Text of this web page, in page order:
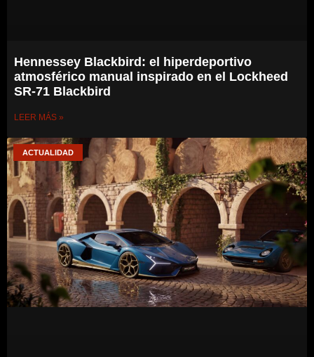
Hennessey Blackbird: el hiperdeportivo
atmosférico manual inspirado en el Lockheed
SR-71 Blackbird
LEER MÁS »
ACTUALIDAD